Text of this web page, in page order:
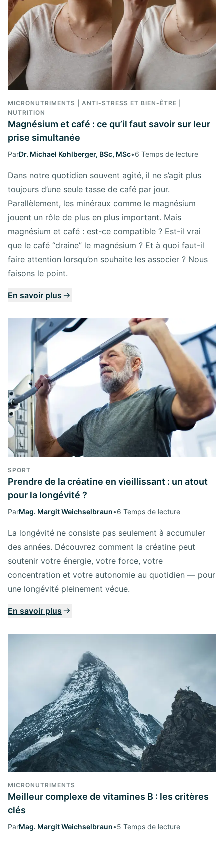
MICRONUTRIMENTS | ANTI-STRESS ET BIEN-ÊTRE |
NUTRITION
Magnésium et café : ce qu’il faut savoir sur leur
prise simultanée
ParDr. Michael Kohlberger, BSc, MSc•6 Temps de lecture
Dans notre quotidien souvent agité, il ne s’agit plus
toujours d’une seule tasse de café par jour.
Parallèlement, les minéraux comme le magnésium
jouent un rôle de plus en plus important. Mais
magnésium et café : est-ce compatible ? Est-il vrai
que le café “draine” le magnésium ? Et à quoi faut-il
faire attention lorsqu’on souhaite les associer ? Nous
faisons le point.
En savoir plus
SPORT
Prendre de la créatine en vieillissant : un atout
pour la longévité ?
ParMag. Margit Weichselbraun•6 Temps de lecture
La longévité ne consiste pas seulement à accumuler
des années. Découvrez comment la créatine peut
soutenir votre énergie, votre force, votre
concentration et votre autonomie au quotidien — pour
une longévité pleinement vécue.
En savoir plus
MICRONUTRIMENTS
Meilleur complexe de vitamines B : les critères
clés
ParMag. Margit Weichselbraun•5 Temps de lecture